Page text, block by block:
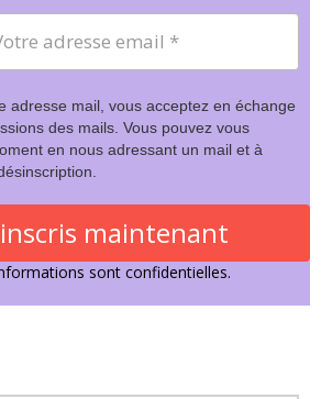
adresse mail, vous acceptez en échange
des mails. Vous pouvez vous
en nous adressant un mail et à
maintenant
sont confidentielles.